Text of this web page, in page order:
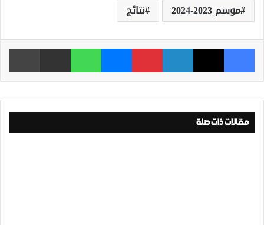
موسم 2023-2024
نتائج
فيسبوك ‫X لينكدإن بينتيريست ماسنجر واتساب مشاركة عبر البريد
مقالات ذات صلة